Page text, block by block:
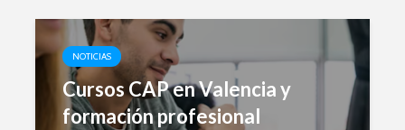
NOTICIAS
Cursos CAP en Valencia y
formación profesional